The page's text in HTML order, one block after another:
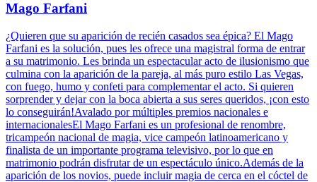
Mago Farfani
¿Quieren que su aparición de recién casados sea épica? El Mago
Farfani es la solución, pues les ofrece una magistral forma de entrar
a su matrimonio. Les brinda un espectacular acto de ilusionismo que
culmina con la aparición de la pareja, al más puro estilo Las Vegas,
con fuego, humo y confeti para complementar el acto. Si quieren
sorprender y dejar con la boca abierta a sus seres queridos, ¡con esto
lo conseguirán!Avalado por múltiples premios nacionales e
internacionalesEl Mago Farfani es un profesional de renombre,
tricampeón nacional de magia, vice campeón latinoamericano y
finalista de un importante programa televisivo, por lo que en
matrimonio podrán disfrutar de un espectáculo único.Además de la
aparición de los novios, puede incluir magia de cerca en el cóctel de